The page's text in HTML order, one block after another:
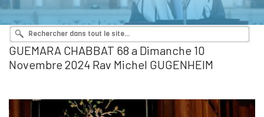
GUEMARA CHABBAT 68 a Dimanche 10
Novembre 2024 Rav Michel GUGENHEIM